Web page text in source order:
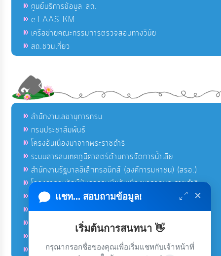
ศูนย์บริการข้อมูล สถ.
e-LAAS KM
เครือข่ายคณะกรรมการตรวจสอบทางวินัย
สถ.ชวนเที่ยว
สำนักงานเลขานุการกรม
กรมประชาสัมพันธ์
โครงอันเนื่องมาจากพระราชดำริ
ระบบสารสนเทศภูมิศาสตร์ด้านการจัดการน้ำเสีย
สำนักงานรัฐบาลอิเล็กทรอนิกส์ (องค์การมหาชน) (สรอ.)
โครงการอนุรักษ์พันธุกรรมพืชอันเนื่องมาจากพระราชดำริ
คลังข่าวมหาไทย
คู่มือตาม พ.ร.บ.อำนวยความสดวกฯ
ฐานข้อมูลหน่วยงานภาครัฐ (INFO)
ศูนย์อำนวยการบริหารจังหวัดชายแดนภาคใต้ ศอ.บต.
แชท... สอบถามข้อมูล! ×
เริ่มต้นการสนทนา 👋
กรุณากรอกชื่อของคุณเพื่อเริ่มแชทกับเจ้าหน้าที่